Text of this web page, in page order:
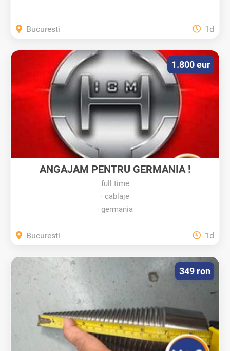
Bucuresti 1d
ANGAJAM PENTRU GERMANIA !
full time
cablaje
germania
1.800 eur
Bucuresti 1d
349 ron